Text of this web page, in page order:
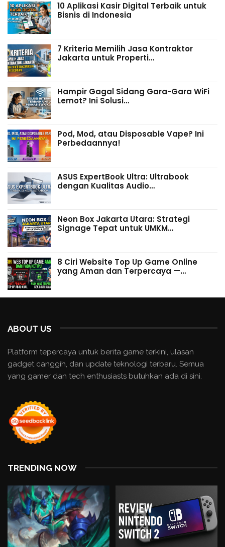
10 Aplikasi Kasir Digital Terbaik untuk
Bisnis di Indonesia
7 Kriteria Memilih Jasa Kontraktor
Jakarta untuk Properti…
Hampir Gagal Sidang Gara-Gara WiFi
Lemot? Ini Solusi…
Pod, Mod, atau Disposable Vape? Ini
Perbedaannya!
ASUS ExpertBook Ultra: Ultrabook
dengan Kualitas Audio…
Neon Box Jakarta Utara: Strategi
Signage Tepat untuk UMKM…
8 Ciri Website Top Up Game Online
yang Aman dan Terpercaya —…
ABOUT US
Platform tepercaya untuk berita game terkini, ulasan
gadget canggih, dan update teknologi terbaru. Semua
yang gamer dan tech enthusiasts butuhkan ada di sini.
TRENDING NOW